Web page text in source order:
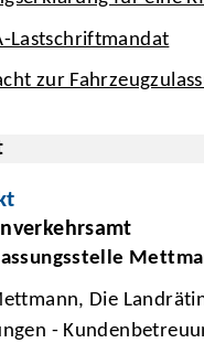
Lastschriftmandat
zur
Die
-